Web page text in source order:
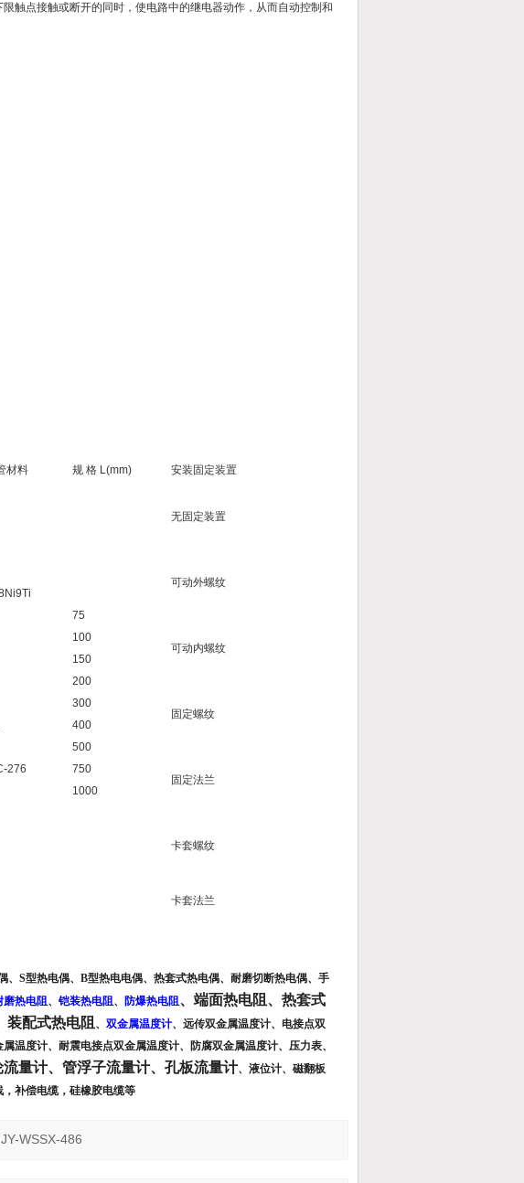
触点接触或断开的同时，使电路中的继电器动作，从而自动控制和
材料 规 格 L(mm)
安装固定装置
276
75
100
150
200
300
400
500
750
1000
无固定装置
可动外螺纹
可动内螺纹
固定螺纹
固定法兰
卡套螺纹
卡套法兰
、 S型热电偶、 B型热电电偶、热套式热电偶、耐磨切断热电偶、手
磨热电阻、 铠装热电阻、 防爆热电阻、端面热电阻、热套式
装配式热电阻 、 双金属温度计、 远传双金属温度计、电接点双
温度计、耐震电接点双金属温度计、防腐双金属温度计、 压力表、
流量计、管浮子流量计、孔板流量计、液位计、磁翻板
补偿电缆，硅橡胶电缆等